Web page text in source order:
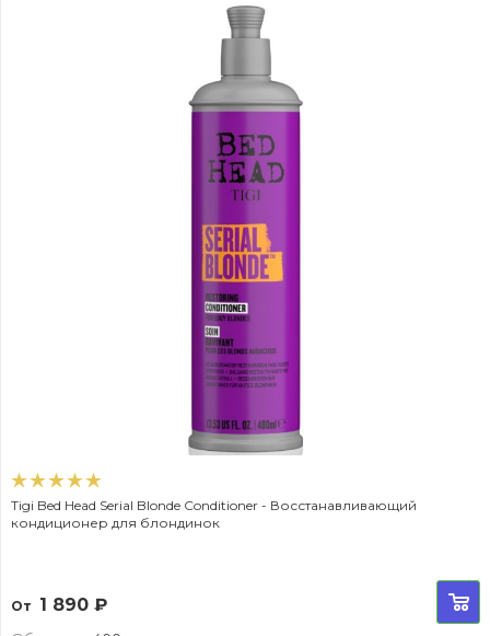
Tigi Bed Head Serial Blonde Conditioner - Восстанавливающий
кондиционер для блондинок
От 1 890 ₽